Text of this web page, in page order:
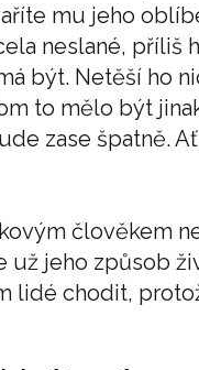
mu jeho
neslané,
být. Netěší ho
to mělo být
zase špatně.
člověkem
už jeho způsob
lidé chodit,